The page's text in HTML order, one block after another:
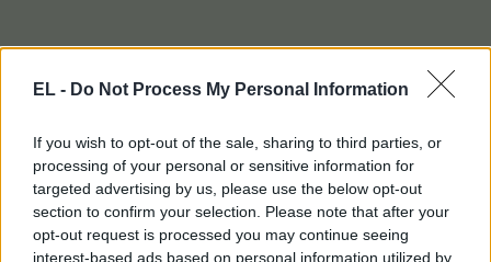
EL - Do Not Process My Personal Information
If you wish to opt-out of the sale, sharing to third parties, or
processing of your personal or sensitive information for
targeted advertising by us, please use the below opt-out
section to confirm your selection. Please note that after your
opt-out request is processed you may continue seeing
interest-based ads based on personal information utilized by